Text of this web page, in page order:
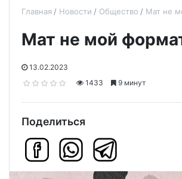
Главная Новости Общество Мат не
Мат не мой
13.02.2023
1433
9 минут
Поделиться